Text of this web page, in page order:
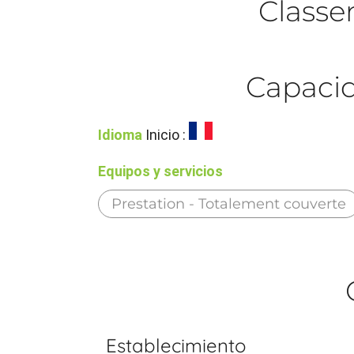
Idioma Inicio :
Equipos y servicios
Prestation - Totalement couverte
Establecimiento